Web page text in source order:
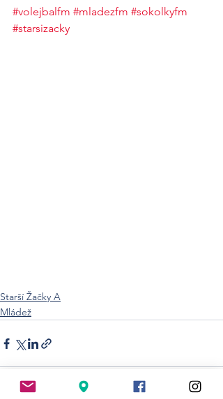
#volejbalfm #mladezfm #sokolkyfm
#starsizacky
Starší Žačky A
Mládež